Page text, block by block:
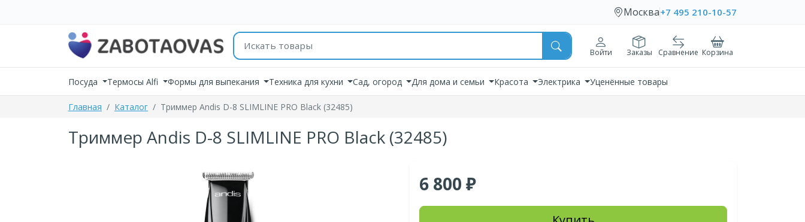
Москва+7 495 210-10-57
Поиск товаров
Войти Заказы Сравнение Корзина
Посуда Термосы Alfi Формы для выпекания Техника для кухни Сад, огород Для дома и семьи Красота Электрика Уценённые товары
Главная Каталог Триммер Andis D-8 SLIMLINE PRO Black (32485)
Триммер Andis D-8 SLIMLINE PRO Black (32485)
6 800